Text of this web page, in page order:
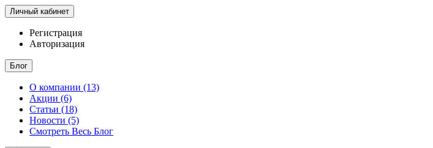
Личный кабинет
Регистрация
Авторизация
Блог
О компании (13)
Акции (6)
Статьи (18)
Новости (5)
Смотреть Весь Блог